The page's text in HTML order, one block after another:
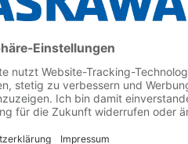
PORTALE
Portal-Serie auf